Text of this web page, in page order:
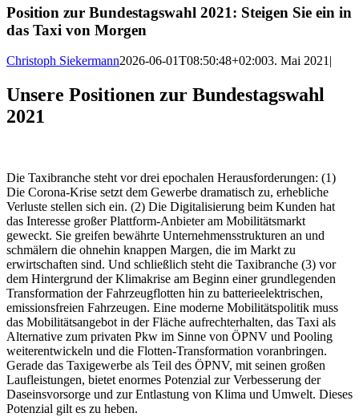
Position zur Bundestagswahl 2021: Steigen Sie ein in
das Taxi von Morgen
Christoph Siekermann2026-06-01T08:50:48+02:003. Mai 2021|
Unsere Positionen zur Bundestagswahl
2021
Die Taxibranche steht vor drei epochalen Herausforderungen: (1)
Die Corona-Krise setzt dem Gewerbe dramatisch zu, erhebliche
Verluste stellen sich ein. (2) Die Digitalisierung beim Kunden hat
das Interesse großer Plattform-Anbieter am Mobilitätsmarkt
geweckt. Sie greifen bewährte Unternehmensstrukturen an und
schmälern die ohnehin knappen Margen, die im Markt zu
erwirtschaften sind. Und schließlich steht die Taxibranche (3) vor
dem Hintergrund der Klimakrise am Beginn einer grundlegenden
Transformation der Fahrzeugflotten hin zu batterieelektrischen,
emissionsfreien Fahrzeugen. Eine moderne Mobilitätspolitik muss
das Mobilitätsangebot in der Fläche aufrechterhalten, das Taxi als
Alternative zum privaten Pkw im Sinne von ÖPNV und Pooling
weiterentwickeln und die Flotten-Transformation voranbringen.
Gerade das Taxigewerbe als Teil des ÖPNV, mit seinen großen
Laufleistungen, bietet enormes Potenzial zur Verbesserung der
Daseinsvorsorge und zur Entlastung von Klima und Umwelt. Dieses
Potenzial gilt es zu heben.